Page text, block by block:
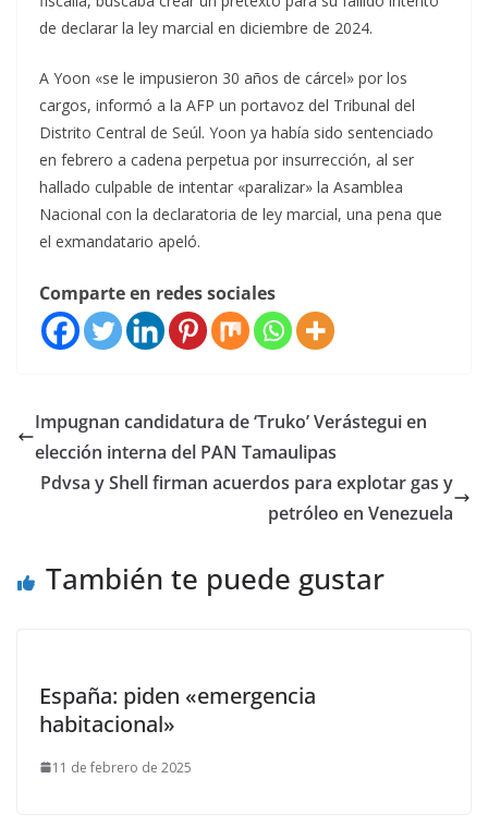
de declarar la ley marcial en diciembre de 2024.
A Yoon «se le impusieron 30 años de cárcel» por los
cargos, informó a la AFP un portavoz del Tribunal del
Distrito Central de Seúl. Yoon ya había sido sentenciado
en febrero a cadena perpetua por insurrección, al ser
hallado culpable de intentar «paralizar» la Asamblea
Nacional con la declaratoria de ley marcial, una pena que
el exmandatario apeló.
Comparte en redes sociales
Impugnan candidatura de ‘Truko’ Verástegui en
elección interna del PAN Tamaulipas
Pdvsa y Shell firman acuerdos para explotar gas y
petróleo en Venezuela
También te puede gustar
España: piden «emergencia
habitacional»
11 de febrero de 2025